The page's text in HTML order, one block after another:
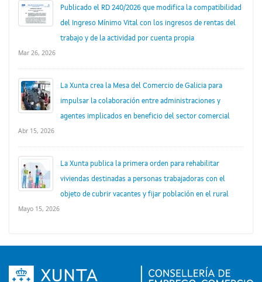
Publicado el RD 240/2026 que modifica la compatibilidad
del Ingreso Mínimo Vital con los ingresos de rentas del
trabajo y de la actividad por cuenta propia
Mar 26, 2026
La Xunta crea la Mesa del Comercio de Galicia para
impulsar la colaboración entre administraciones y
agentes implicados en beneficio del sector comercial
Abr 15, 2026
La Xunta publica la primera orden para rehabilitar
viviendas destinadas a personas trabajadoras con el
objeto de cubrir vacantes y fijar población en el rural
Mayo 15, 2026